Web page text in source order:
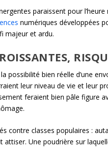
paraissent pour
numériques développées
majeur et ardu.
possibilité bien réelle d’une
leur niveau de vie et leur
feraient bien pâle figure
contre classes populaires :
attiser. Une poudrière sur